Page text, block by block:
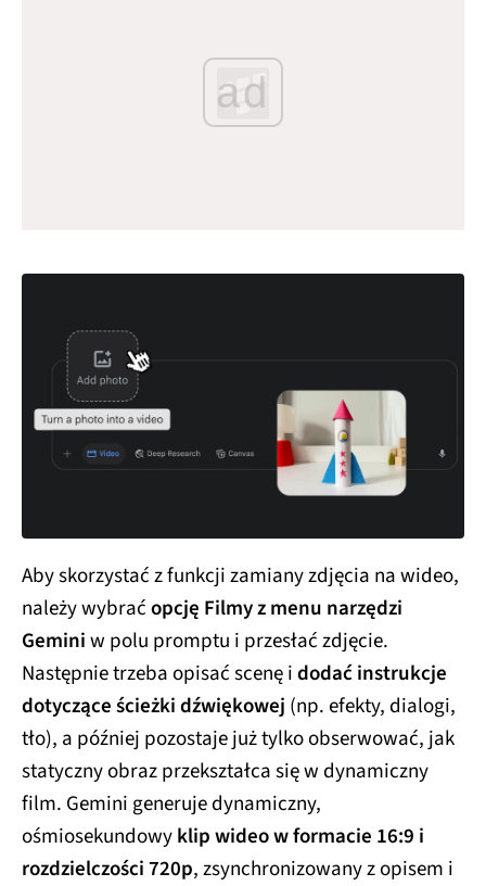
ad
Aby skorzystać z funkcji zamiany zdjęcia na wideo,
należy wybraćopcję Filmy z menu narzędzi
Geminiw polu promptu i przesłać zdjęcie.
Następnie trzeba opisać scenę idodać instrukcje
dotyczące ścieżki dźwiękowej (np. efekty, dialogi,
tło), a później pozostaje już tylko obserwować, jak
statyczny obraz przekształca się w dynamiczny
film. Gemini generuje dynamiczny,
ośmiosekundowyklip wideo w formacie 16:9 i
rozdzielczości 720p, zsynchronizowany z opisem i